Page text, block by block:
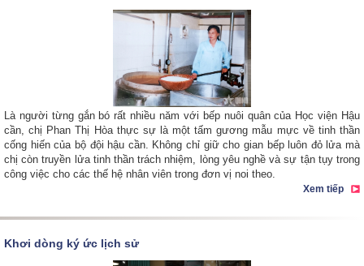
Là người từng gắn bó rất nhiều năm với bếp nuôi quân của Học viện Hậu
cần, chị Phan Thị Hòa thực sự là một tấm gương mẫu mực về tinh thần
cống hiến của bộ đội hậu cần. Không chỉ giữ cho gian bếp luôn đỏ lửa mà
chị còn truyền lửa tinh thần trách nhiệm, lòng yêu nghề và sự tận tụy trong
công việc cho các thế hệ nhân viên trong đơn vị noi theo.
Xem tiếp
Khơi dòng ký ức lịch sử